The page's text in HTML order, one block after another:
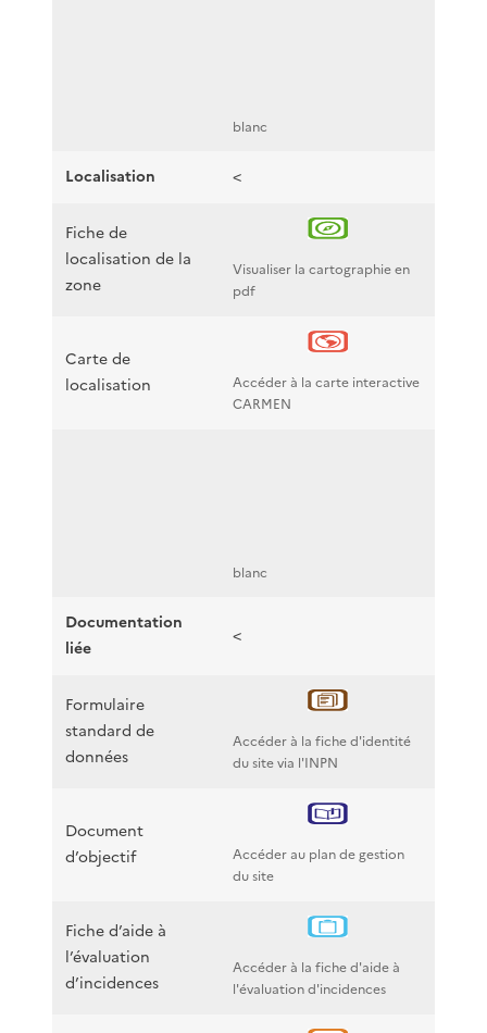
blanc
Localisation <
Fiche de
localisation de la
zone
Visualiser la cartographie en
pdf
Carte de
localisation
Accéder à la carte interactive
CARMEN
blanc
Documentation
liée
<
Formulaire
standard de
données
Accéder à la fiche d'identité
du site via l'INPN
Document
d’objectif
Accéder au plan de gestion
du site
Fiche d’aide à
l’évaluation
d’incidences
Accéder à la fiche d'aide à
l'évaluation d'incidences